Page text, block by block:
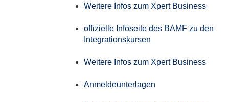
Weitere Infos zum Xpert Business
offizielle Infoseite des BAMF zu den
Integrationskursen
Weitere Infos zum Xpert Business
Anmeldeunterlagen